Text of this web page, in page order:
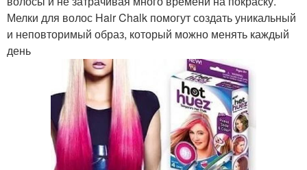
Мелки для волос Hair Chalk помогут создать уникальный
и неповторимый образ, который можно менять каждый
день